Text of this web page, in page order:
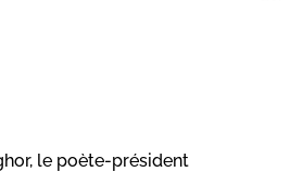
le poète-président